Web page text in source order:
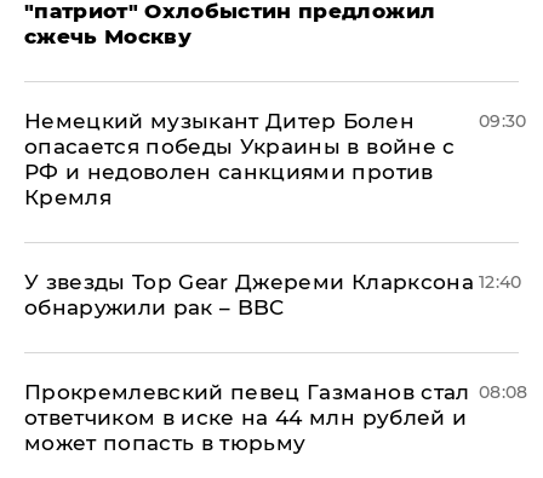
"патриот" Охлобыстин предложил
сжечь Москву
Немецкий музыкант Дитер Болен
опасается победы Украины в войне с
РФ и недоволен санкциями против
Кремля
09:30
У звезды Top Gear Джереми Кларксона
обнаружили рак – BBC
12:40
Прокремлевский певец Газманов стал
ответчиком в иске на 44 млн рублей и
может попасть в тюрьму
08:08